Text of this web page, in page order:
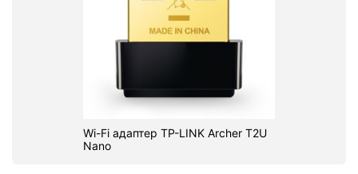
Wi-Fi адаптер TP-LINK Archer T2U
Nano